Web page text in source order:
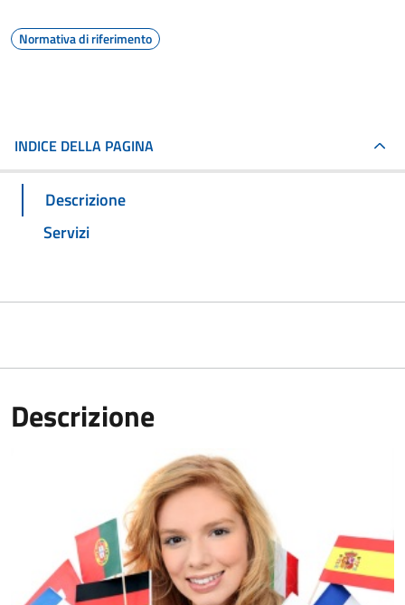
Normativa di riferimento
INDICE DELLA PAGINA
Descrizione
Servizi
Descrizione